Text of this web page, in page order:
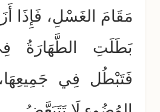
مَقَامَ الغَسْلِ، فَإِذَا
بَطَلَتِ الطَّهَارَةُ
فَتَبْطُل فِي